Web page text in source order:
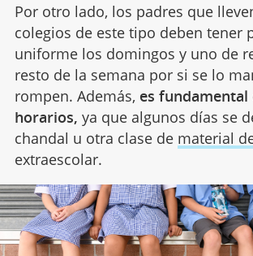
Por otro lado, los padres que
colegios de este tipo deben tener
uniforme los domingos y uno de
resto de la semana por si se lo
rompen. Además, es fundamental
horarios, ya que algunos días se
chandal u otra clase de material
extraescolar.